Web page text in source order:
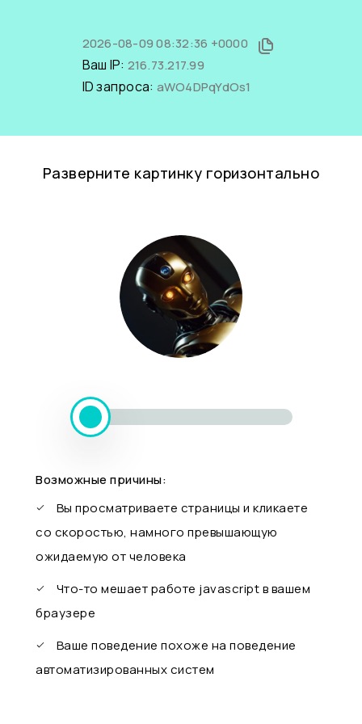
2026-08-09 08:32:36 +0000
Ваш IP: 216.73.217.99
ID запроса: aWO4DPqYdOs1
Разверните картинку горизонтально
Возможные причины:
Вы просматриваете страницы и кликаете
со скоростью, намного превышающую
ожидаемую от человека
Что-то мешает работе javascript в вашем
браузере
Ваше поведение похоже на поведение
автоматизированных систем